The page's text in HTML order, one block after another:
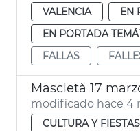
VALENCIA
EN
EN PORTADA
FALLAS
Mascletà 17
modificado hace 4
CULTURA Y